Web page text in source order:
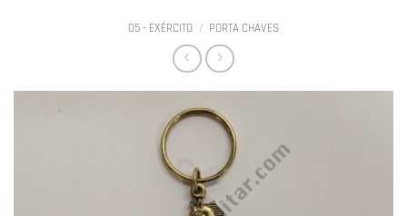
05 - EXÉRCITO / PORTA CHAVES